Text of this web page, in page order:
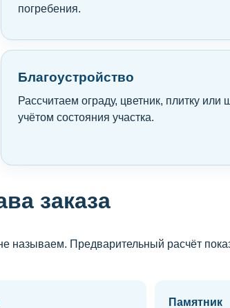
погребения.
Благоустройство
Рассчитаем ограду, цветник, плитку или
учётом состояния участка.
заказа
называем. Предварительный расчёт
Памятник